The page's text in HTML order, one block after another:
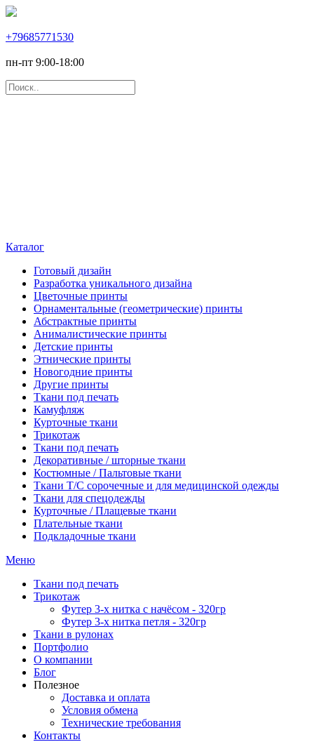
+79685771530
пн-пт 9:00-18:00
Каталог
Готовый дизайн
Разработка уникального дизайна
Цветочные принты
Орнаментальные (геометрические) принты
Абстрактные принты
Анималистические принты
Детские принты
Этнические принты
Новогодние принты
Другие принты
Ткани под печать
Камуфляж
Курточные ткани
Трикотаж
Ткани под печать
Декоративные / шторные ткани
Костюмные / Пальтовые ткани
Ткани Т/С сорочечные и для медицинской одежды
Ткани для спецодежды
Курточные / Плащевые ткани
Плательные ткани
Подкладочные ткани
Меню
Ткани под печать
Трикотаж
Футер 3-х нитка с начёсом - 320гр
Футер 3-х нитка петля - 320гр
Ткани в рулонах
Портфолио
О компании
Блог
Полезное
Доставка и оплата
Условия обмена
Технические требования
Контакты